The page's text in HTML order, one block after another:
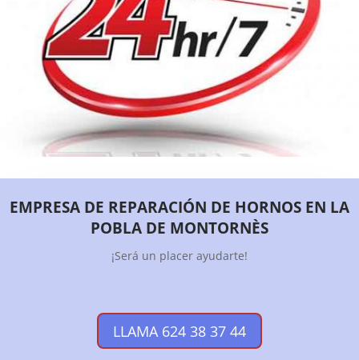
EMPRESA DE REPARACIÓN DE HORNOS EN LA
POBLA DE MONTORNÈS
¡Será un placer ayudarte!
LLAMA 624 38 37 44